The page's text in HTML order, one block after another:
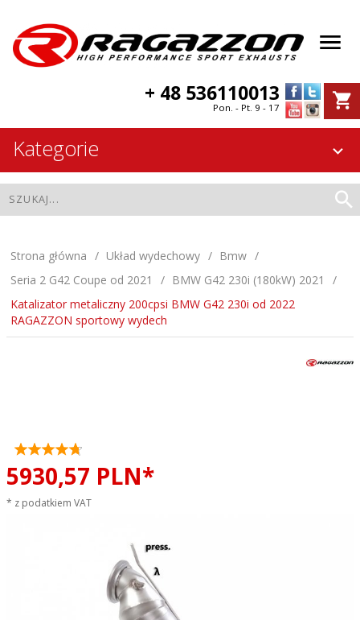
+ 48 536110013
Pon. - Pt. 9 - 17
Kategorie
Strona główna Układ wydechowy
Bmw
Seria 2 G42 Coupe od 2021
BMW G42 230i (180kW) 2021
Katalizator metaliczny 200cpsi BMW G42 230i od 2022
RAGAZZON sportowy wydech
5930,57 PLN*
* z podatkiem VAT